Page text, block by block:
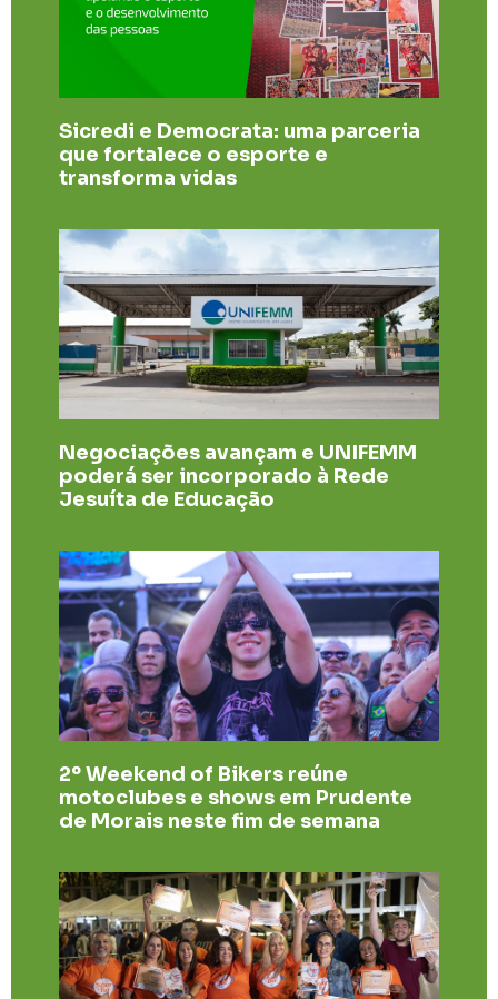
Sicredi e Democrata: uma parceria
que fortalece o esporte e
transforma vidas
Negociações avançam e UNIFEMM
poderá ser incorporado à Rede
Jesuíta de Educação
2º Weekend of Bikers reúne
motoclubes e shows em Prudente
de Morais neste fim de semana